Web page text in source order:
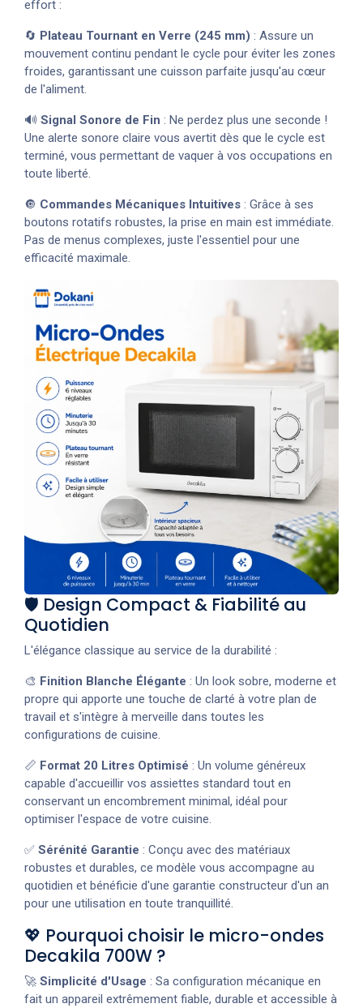
effort :
🔄 Plateau Tournant en Verre (245 mm) : Assure un
mouvement continu pendant le cycle pour éviter les zones
froides, garantissant une cuisson parfaite jusqu'au cœur
de l'aliment.
🔊 Signal Sonore de Fin : Ne perdez plus une seconde !
Une alerte sonore claire vous avertit dès que le cycle est
terminé, vous permettant de vaquer à vos occupations en
toute liberté.
🔘 Commandes Mécaniques Intuitives : Grâce à ses
boutons rotatifs robustes, la prise en main est immédiate.
Pas de menus complexes, juste l'essentiel pour une
efficacité maximale.
🛡️ Design Compact & Fiabilité au
Quotidien
L'élégance classique au service de la durabilité :
🎨 Finition Blanche Élégante : Un look sobre, moderne et
propre qui apporte une touche de clarté à votre plan de
travail et s'intègre à merveille dans toutes les
configurations de cuisine.
📏 Format 20 Litres Optimisé : Un volume généreux
capable d'accueillir vos assiettes standard tout en
conservant un encombrement minimal, idéal pour
optimiser l'espace de votre cuisine.
✅ Sérénité Garantie : Conçu avec des matériaux
robustes et durables, ce modèle vous accompagne au
quotidien et bénéficie d'une garantie constructeur d'un an
pour une utilisation en toute tranquillité.
💖 Pourquoi choisir le micro-ondes
Decakila 700W ?
🚀 Simplicité d'Usage : Sa configuration mécanique en
fait un appareil extrêmement fiable, durable et accessible à